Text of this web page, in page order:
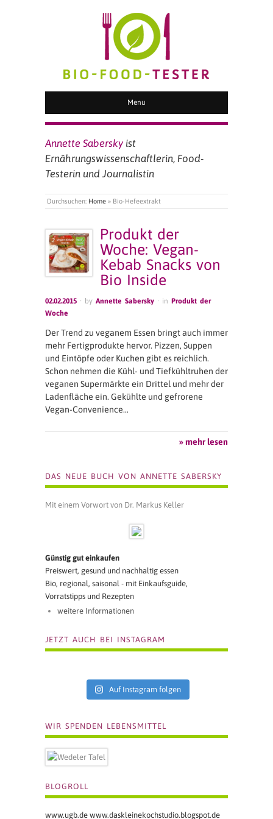
BIO FOOD TESTER
Menu
Annette Sabersky ist
Ernährungswissenschaftlerin, Food-
Testerin und Journalistin
Durchsuchen: Home » Bio-Hefeextrakt
Produkt der
Woche: Vegan-
Kebab Snacks von
Bio Inside
02.02.2015 · by Annette Sabersky · in Produkt der
Woche
Der Trend zu veganem Essen bringt auch immer
mehr Fertigprodukte hervor. Pizzen, Suppen
und Eintöpfe oder Kuchen gibt es reichlich.
Schon nehmen die Kühl- und Tiefkühltruhen der
veganen Supermärkte ein Drittel und mehr der
Ladenfläche ein. Gekühlte und gefrorene
Vegan-Convenience…
» mehr lesen
DAS NEUE BUCH VON ANNETTE SABERSKY
Mit einem Vorwort von Dr. Markus Keller
Günstig gut einkaufen
Preiswert, gesund und nachhaltig essen
Bio, regional, saisonal - mit Einkaufsguide,
Vorratstipps und Rezepten
weitere Informationen
JETZT AUCH BEI INSTAGRAM
Auf Instagram folgen
WIR SPENDEN LEBENSMITTEL
BLOGROLL
www.ugb.de www.daskleinekochstudio.blogspot.de